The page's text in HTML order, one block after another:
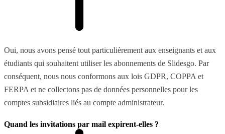
Oui, nous avons pensé tout particulièrement aux enseignants et aux
étudiants qui souhaitent utiliser les abonnements de Slidesgo. Par
conséquent, nous nous conformons aux lois GDPR, COPPA et
FERPA et ne collectons pas de données personnelles pour les
comptes subsidiaires liés au compte administrateur.
Quand les invitations par mail expirent-elles ?